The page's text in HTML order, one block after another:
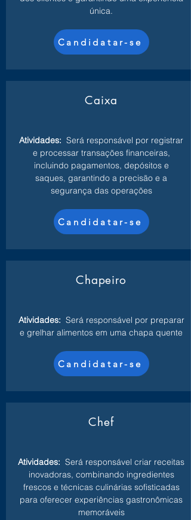
única.
Candidatar-se
Caixa
Atividades: Será responsável por registrar
e processar transações financeiras,
incluindo pagamentos, depósitos e
saques, garantindo a precisão e a
segurança das operações
Candidatar-se
Chapeiro
Atividades: Será responsável por preparar
e grelhar alimentos em uma chapa quente
Candidatar-se
Chef
Atividades: Será responsável criar receitas
inovadoras, combinando ingredientes
frescos e técnicas culinárias sofisticadas
para oferecer experiências gastronômicas
memoráveis